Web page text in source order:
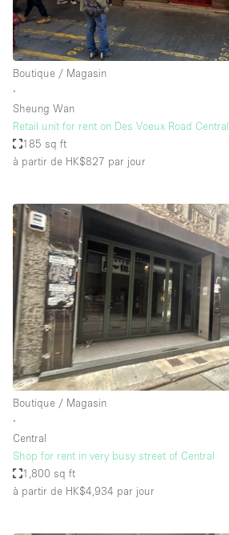
Boutique / Magasin
∙
Sheung Wan
Retail unit for rent on Des Voeux Road Central
185 sq ft
à partir de HK$827 par jour
Boutique / Magasin
∙
Central
Shop for rent in very busy street of Central
1,800 sq ft
à partir de HK$4,934 par jour